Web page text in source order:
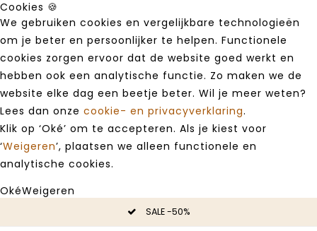
Cookies 🍪
We gebruiken cookies en vergelijkbare technologieën
om je beter en persoonlijker te helpen. Functionele
cookies zorgen ervoor dat de website goed werkt en
hebben ook een analytische functie. Zo maken we de
website elke dag een beetje beter. Wil je meer weten?
Lees dan onze cookie- en privacyverklaring.
Klik op ‘Oké’ om te accepteren. Als je kiest voor
‘Weigeren’, plaatsen we alleen functionele en
analytische cookies.
OkéWeigeren
SALE -50%